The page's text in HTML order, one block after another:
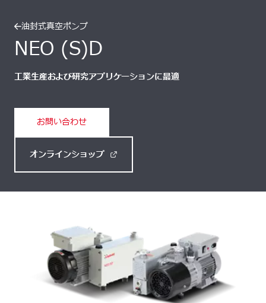
油封式真空ポンプ
NEO (S)D
工業生産および研究アプリケーションに最適
お問い合わせ
オンラインショップ